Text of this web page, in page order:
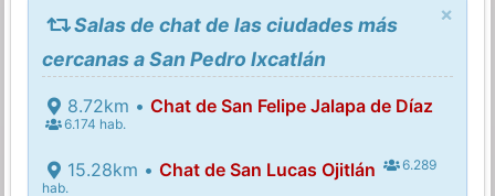
×
Salas de chat de las ciudades más
cercanas a San Pedro Ixcatlán
8.72km • Chat de San Felipe Jalapa de Díaz
6.174 hab.
15.28km • Chat de San Lucas Ojitlán
6.289
hab.